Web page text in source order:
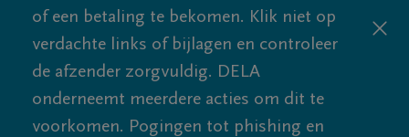
of een betaling te bekomen. Klik niet op
verdachte links of bijlagen en controleer
de afzender zorgvuldig. DELA
onderneemt meerdere acties om dit te
voorkomen. Pogingen tot phishing en